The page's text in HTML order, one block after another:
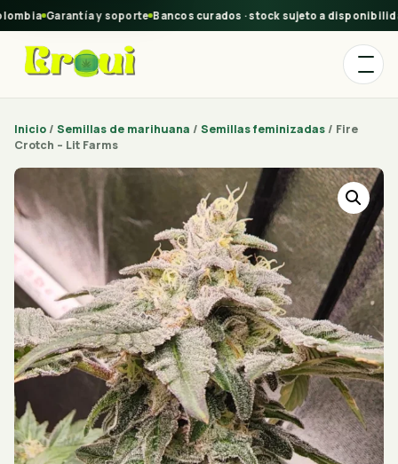
Garantía y soporte Bancos curados · stock sujeto a disponibilidad
Inicio / Semillas de marihuana / Semillas feminizadas / Fire
Crotch – Lit Farms